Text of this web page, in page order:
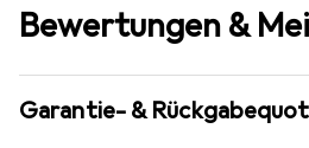
Bewertungen &
Garantie- &